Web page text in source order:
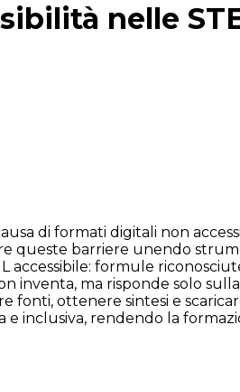
nelle
di formati digitali non
queste barriere unendo
formule
inventa, ma risponde solo
fonti, ottenere sintesi e
inclusiva, rendendo la